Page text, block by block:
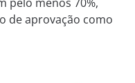
de aprovação como